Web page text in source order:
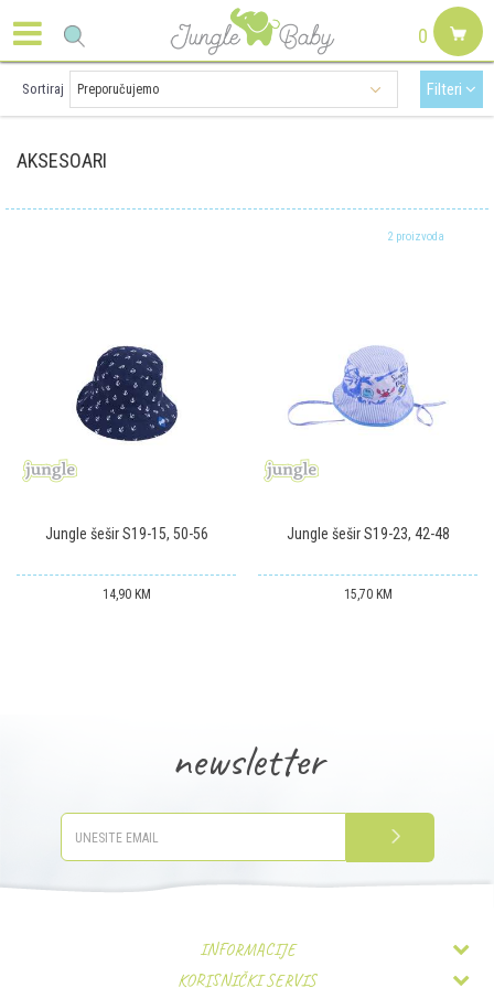
0
AKSESOARI
Sortiraj Filteri
2 proizvoda
Jungle šešir S19-15, 50-56
14,90 KM
Jungle šešir S19-23, 42-48
15,70 KM
newsletter
PRIJAVITE SE
INFORMACIJE
O nama
KORISNIČKI SERVIS